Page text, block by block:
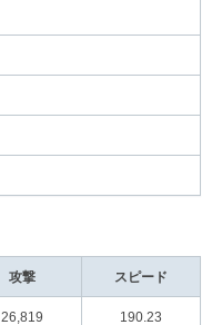
攻撃 スピード
26,819 190.23